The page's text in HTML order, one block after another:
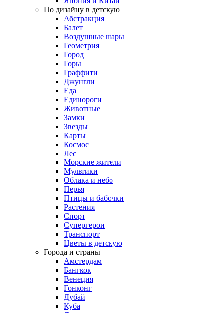
По дизайну в детскую
Абстракция
Балет
Воздушные шары
Геометрия
Город
Горы
Граффити
Джунгли
Еда
Единороги
Животные
Замки
Звезды
Карты
Космос
Лес
Морские жители
Мультики
Облака и небо
Перья
Птицы и бабочки
Растения
Спорт
Супергерои
Транспорт
Цветы в детскую
Города и страны
Амстердам
Бангкок
Венеция
Гонконг
Дубай
Куба